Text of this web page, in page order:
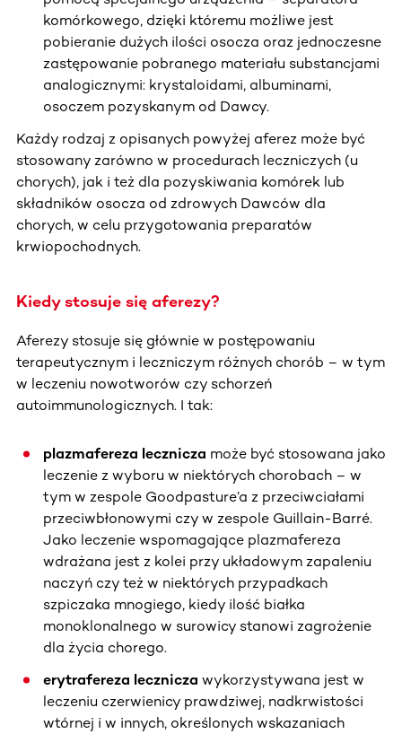
komórkowego, dzięki któremu możliwe jest
pobieranie dużych ilości osocza oraz jednoczesne
zastępowanie pobranego materiału substancjami
analogicznymi: krystaloidami, albuminami,
osoczem pozyskanym od Dawcy.
Każdy rodzaj z opisanych powyżej aferez może być
stosowany zarówno w procedurach leczniczych (u
chorych), jak i też dla pozyskiwania komórek lub
składników osocza od zdrowych Dawców dla
chorych, w celu przygotowania preparatów
krwiopochodnych.
Kiedy stosuje się aferezy?
Aferezy stosuje się głównie w postępowaniu
terapeutycznym i leczniczym różnych chorób – w tym
w leczeniu nowotworów czy schorzeń
autoimmunologicznych. I tak:
plazmafereza lecznicza może być stosowana jako
leczenie z wyboru w niektórych chorobach – w
tym w zespole Goodpasture’a z przeciwciałami
przeciwbłonowymi czy w zespole Guillain-Barré.
Jako leczenie wspomagające plazmafereza
wdrażana jest z kolei przy układowym zapaleniu
naczyń czy też w niektórych przypadkach
szpiczaka mnogiego, kiedy ilość białka
monoklonalnego w surowicy stanowi zagrożenie
dla życia chorego.
erytrafereza lecznicza wykorzystywana jest w
leczeniu czerwienicy prawdziwej, nadkrwistości
wtórnej i w innych, określonych wskazaniach